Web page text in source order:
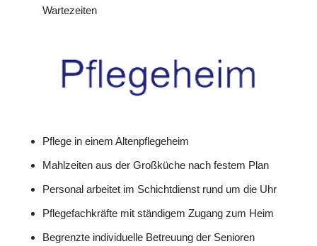
Wartezeiten
Pflege in einem Altenpflegeheim
Mahlzeiten aus der Großküche nach festem Plan
Personal arbeitet im Schichtdienst rund um die Uhr
Pflegefachkräfte mit ständigem Zugang zum Heim
Begrenzte individuelle Betreuung der Senioren